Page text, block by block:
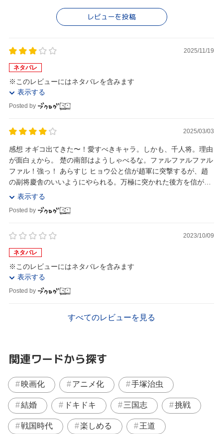
レビューを投稿
2025/11/19
ネタバレ
※このレビューにはネタバレを含みます
表示する
Posted by
2025/03/03
感想 オギコ出てきた〜！愛すべきキャラ。しかも、千人将。理由
が面白ぇから。 楚の南部はようしゃべるな。ファルファルファル
ファル！強っ！ あらすじ ヒョウ公と信が趙軍に突撃するが、趙
の副将慶舎のいいようにやられる。万極に突かれた後方を信が立
ち直す。 函谷関では魏が巨大井闌車...
表示する
Posted by
2023/10/09
ネタバレ
※このレビューにはネタバレを含みます
表示する
Posted by
すべてのレビューを見る
関連ワードから探す
映画化 アニメ化 手塚治虫
結婚 ドキドキ 三国志 挑戦
戦国時代 楽しめる 王道